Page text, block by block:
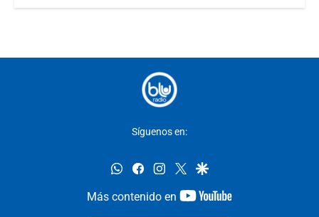
Síguenos en:
whatsappfacebookinstagram
twittergoogle
Más contenido en
youtube-